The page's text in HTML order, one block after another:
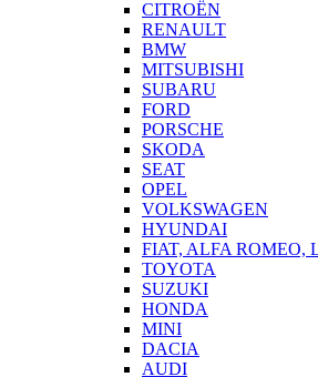
CITROËN
RENAULT
BMW
MITSUBISHI
SUBARU
FORD
PORSCHE
SKODA
SEAT
OPEL
VOLKSWAGEN
HYUNDAI
FIAT, ALFA ROMEO,
TOYOTA
SUZUKI
HONDA
MINI
DACIA
AUDI